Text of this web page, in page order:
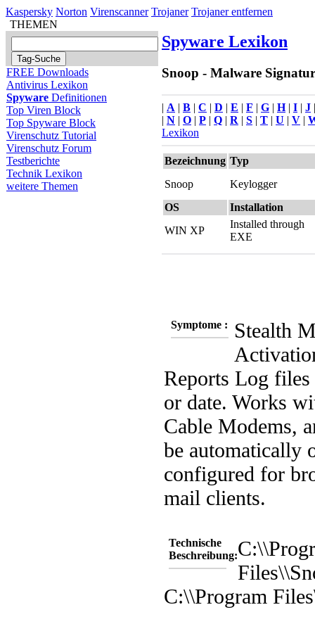
Kaspersky Norton Virenscanner Trojaner Trojaner entfernen
THEMEN
FREE Downloads
Antivirus Lexikon
Spyware Definitionen
Top Viren Block
Top Spyware Block
Virenschutz Tutorial
Virenschutz Forum
Testberichte
Technik Lexikon
weitere Themen
Spyware Lexikon
Snoop - Malware
| A | B | C | D | E | F | G | H| I | J
| N | O | P | Q | R | S | T | U | V |
Lexikon
Bezeichnung Typ
Snoop
Keylogger
OS
Installation
WIN XP
Installed through
EXE
Symptome :
Stealth
Reports Log files
or date. Works
Cable Modems,
be automatically
configured for
mail clients.
Technische
Beschreibung:
C:\\Program